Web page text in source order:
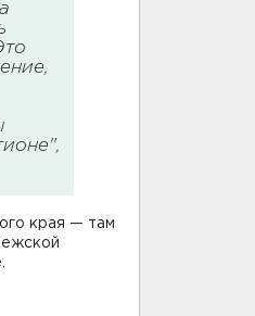
края — там